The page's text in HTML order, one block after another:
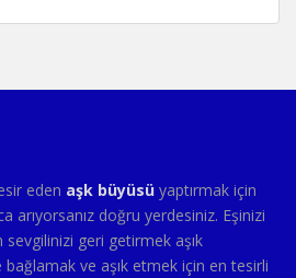
eden aşk büyüsü yaptırmak için
arıyorsanız doğru yerdesiniz. Eşinizi
geri getirmek aşık
ve aşık etmek için en tesirli